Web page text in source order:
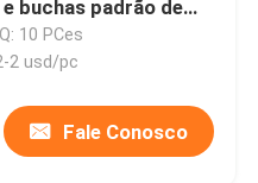
DO VÁCUO
e buchas padrão de
SK2
10 PCes
2 usd/pc
Fale Conosco